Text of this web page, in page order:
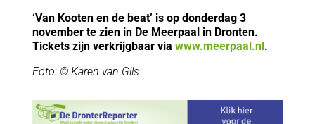
‘Van Kooten en de beat’ is op donderdag 3
november te zien in De Meerpaal in Dronten.
Tickets zijn verkrijgbaar via www.meerpaal.nl.
Foto: © Karen van Gils